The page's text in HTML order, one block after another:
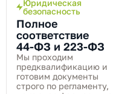
Юридическая
безопасность
Полное
соответствие
44‑ФЗ и 223‑ФЗ
Мы проходим
предквалификацию и
готовим документы
строго по регламенту,